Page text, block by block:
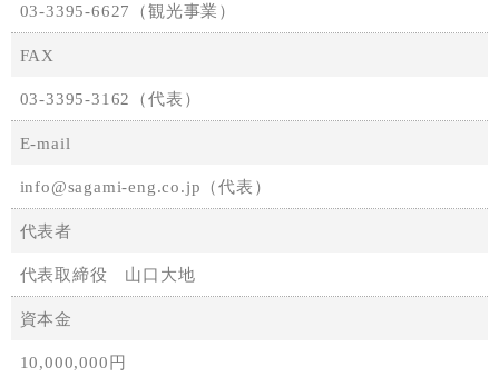
03-3395-6627（観光事業）
FAX
03-3395-3162（代表）
E-mail
info@sagami-eng.co.jp（代表）
代表者
代表取締役 山口大地
資本金
10,000,000円